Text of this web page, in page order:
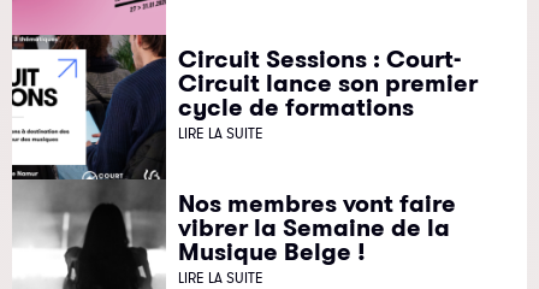
Circuit Sessions : Court-
Circuit lance son premier
cycle de formations
LIRE LA SUITE
Nos membres vont faire
vibrer la Semaine de la
Musique Belge !
LIRE LA SUITE